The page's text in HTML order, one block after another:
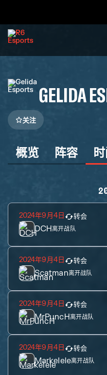
GELIDA
关注
概览 阵容
2024年9月4日 转会
DCH离开战队
2024年9月4日 转会
Scatman离开战队
2024年9月4日 转会
MrPuncH离开战队
2024年9月4日 转会
Markelele离开战队